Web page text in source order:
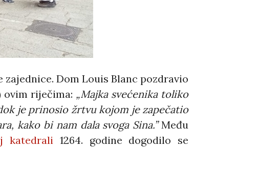
Dom Louis Blanc pozdravio
riječima: „Majka svećenika toliko
je prinosio žrtvu kojom je zapečatio
kako bi nam dala svoga Sina.”Među
katedrali 1264. godine dogodilo se